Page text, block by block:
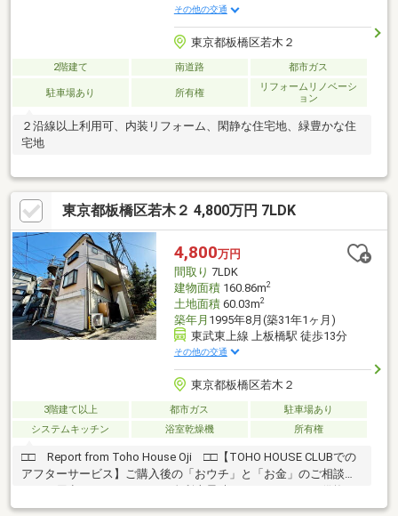
その他の交通
東京都板橋区若木２
2階建て 南道路 都市ガス
駐車場あり 所有権
リフォームリノベーシ
ョン
２沿線以上利用可、内装リフォーム、閑静な住宅地、緑豊かな住
宅地
東京都板橋区若木２ 4,800万円 7LDK
4,800万円
間取り 7LDK
建物面積160.86m2
土地面積60.03m2
築年月 1995年8月(築31年1ヶ月)
東武東上線 上板橋駅 徒歩13分
その他の交通
東京都板橋区若木２
3階建て以上 都市ガス
駐車場あり
システムキッチン
浴室乾燥機 所有権
□□ Report from Toho House Oji □□【TOHO HOUSE CLUBでの
アフターサービス】ご購入後の「おウチ」と「お金」のご相談窓
口をご用意しております！・金利上昇時のリスクヘッジ、借換え
相談、繰上返済のタイミング、各種保険の見直し・・・etc・おウ